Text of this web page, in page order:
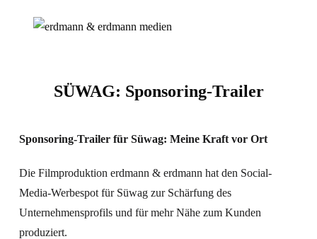
SÜWAG: Sponsoring-Trailer
Sponsoring-Trailer für Süwag: Meine Kraft vor Ort
Die Filmproduktion erdmann & erdmann hat den Social-
Media-Werbespot für Süwag zur Schärfung des
Unternehmensprofils und für mehr Nähe zum Kunden
produziert.